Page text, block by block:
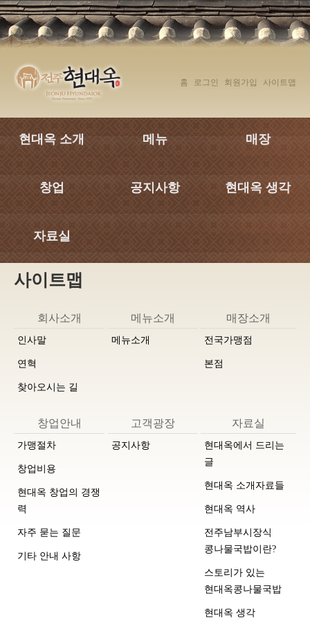
탑메뉴 바로가기
본문 바로가기
홈 로그인 회원가입 사이트맵
현대옥 소개 메뉴 매장
창업 공지사항 현대옥 생각
자료실
사이트맵
회사소개
인사말
연혁
찾아오시는 길
메뉴소개
메뉴소개
매장소개
전국가맹점
본점
창업안내
가맹절차
창업비용
현대옥 창업의 경쟁
력
자주 묻는 질문
기타 안내 사항
고객광장
공지사항
자료실
현대옥에서 드리는
글
현대옥 소개자료들
현대옥 역사
전주남부시장식
콩나물국밥이란?
스토리가 있는
현대옥콩나물국밥
현대옥 생각